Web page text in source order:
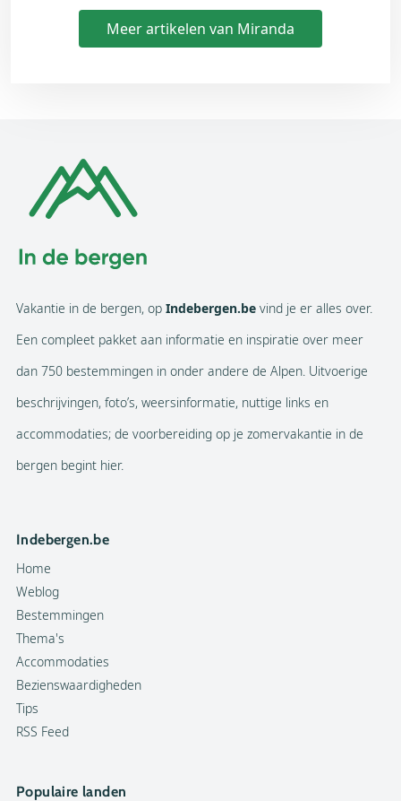
Meer artikelen van Miranda
Vakantie in de bergen, op Indebergen.be vind je er alles over.
Een compleet pakket aan informatie en inspiratie over meer
dan 750 bestemmingen in onder andere de Alpen. Uitvoerige
beschrijvingen, foto’s, weersinformatie, nuttige links en
accommodaties; de voorbereiding op je zomervakantie in de
bergen begint hier.
Indebergen.be
Home
Weblog
Bestemmingen
Thema's
Accommodaties
Bezienswaardigheden
Tips
RSS Feed
Populaire landen